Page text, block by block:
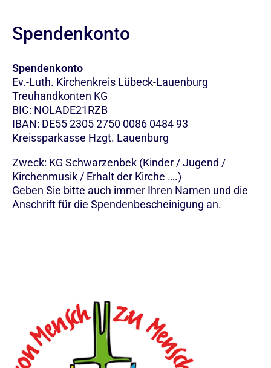
Spendenkonto
Spendenkonto
Ev.-Luth. Kirchenkreis Lübeck-Lauenburg
Treuhandkonten KG
BIC: NOLADE21RZB
IBAN: DE55 2305 2750 0086 0484 93
Kreissparkasse Hzgt. Lauenburg
Zweck: KG Schwarzenbek (Kinder / Jugend /
Kirchenmusik / Erhalt der Kirche ….)
Geben Sie bitte auch immer Ihren Namen und die
Anschrift für die Spendenbescheinigung an.